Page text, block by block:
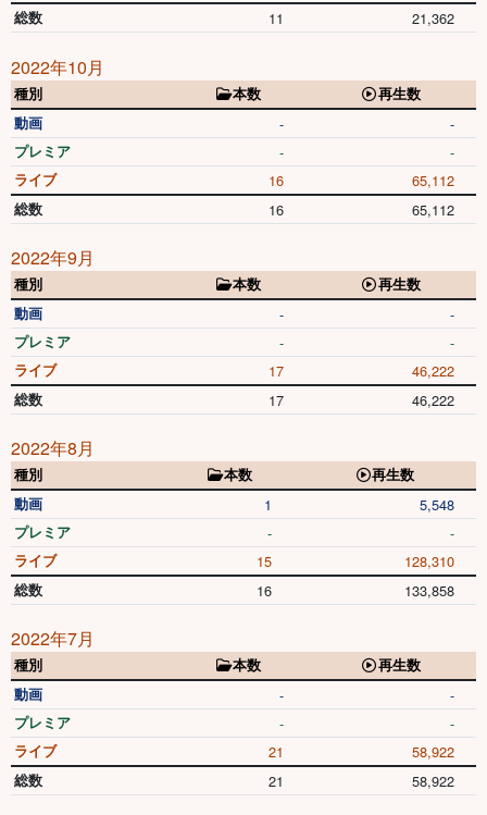
総数 11 21,362
2022年10月
種別 本数
再生数
動画
- -
プレミア - -
ライブ 16 65,112
総数 16 65,112
2022年9月
種別 本数
再生数
動画
- -
プレミア - -
ライブ 17 46,222
総数 17 46,222
2022年8月
種別 本数
再生数
動画
1 5,548
プレミア - -
ライブ 15 128,310
総数 16 133,858
2022年7月
種別 本数
再生数
動画
- -
プレミア - -
ライブ 21 58,922
総数 21 58,922